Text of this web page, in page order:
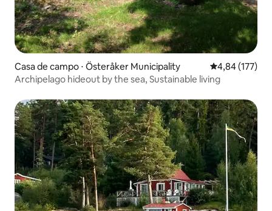
Casa de campo ⋅ Österåker Municipality 4,84 de uma
4,84 (177)
Archipelago hideout by the sea, Sustainable living